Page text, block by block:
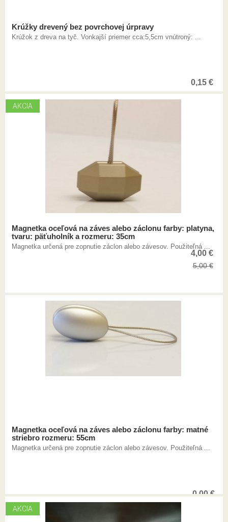
Krúžky drevený bez povrchovej úrpravy
Krúžok z dreva na tyč. Vonkajší priemer cca:5,5cm vnútroný: ...
0,15 €
AKCIA
Magnetka oceľová na záves alebo záclonu farby: platyna,
tvaru: päťuholník a rozmeru: 35cm
Magnetka určená pre zopnutie záclon alebo závesov. Použiteľná ...
4,00 €
5,00€
Magnetka oceľová na záves alebo záclonu farby: matné
striebro rozmeru: 55cm
Magnetka určená pre zopnutie záclon alebo závesov. Použiteľná ...
0,00€
AKCIA